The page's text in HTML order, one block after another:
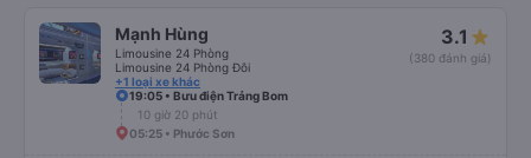
Mạnh Hùng
Limousine 24 Phòng
Limousine 24 Phòng Đôi
+1 loại xe khác
3.1
(380 đánh giá)
19:05 • Bưu điện Trảng Bom
10 giờ 20 phút
05:25 • Phước Sơn